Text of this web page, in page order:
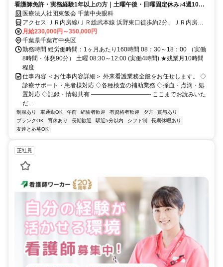
看護師免許・実務経験1年以上の方｜土曜午後・日曜固定休み♪4週10休
◎年間休日120日！賞与年3回♪
医療法人社団東飯会 千葉中央眼科
アクセス ＪＲ内房線/ＪＲ総武本線 浜野東口徒歩約2分、ＪＲ内房線/
ＪＲ総武本線 八幡宿西口徒歩約33分、京成千原線 学園前（千葉県）
出入口1徒歩約41分 JR内房線「浜野駅」から徒歩1分 ★車通勤OK！
無料駐車場あり
月給230,000円～350,000円
千葉県千葉市中央区
勤務時間 総労働時間：1ヶ月あたり160時間 08：30～18：00 （実働
8時間・休憩90分） 土曜 08:30～12:00 (実働4時間) ★残業月10時間
程度
仕事内容 ＜お仕事内容詳細＞ 外来看護業務全般をお任せします。 ◇
診療サポート・患者様対応 ◇各種検査の補助業務 ◇採血・点滴・処
置対応 ◇記録・情報共有 ―――――――――― ここまでお読みいた
だ...
制服あり 車通勤OK 午前 経験者歓迎 有資格者歓迎 夕方
賞与あり
ブランクOK
育休あり 長期歓迎 駅近5分以内 シフト制
長期休暇あり
友達と応募OK
正社員